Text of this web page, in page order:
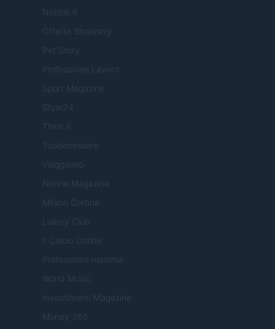
Notizie.it
Offerte Shopping
Pet Story
Professione Lavoro
Sport Magazine
Style24
Think.it
Tuobenessere
Viaggiamo
Nonne Magazine
Milano Cortina
Luxury Club
Il Calcio Online
Professione mamma
World Music
Investimenti Magazine
Money 365